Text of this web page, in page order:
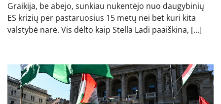
Graikija, be abejo, sunkiau nukentėjo nuo daugybinių
ES krizių per pastaruosius 15 metų nei bet kuri kita
valstybė narė. Vis dėlto kaip Stella Ladi paaiškina, […]